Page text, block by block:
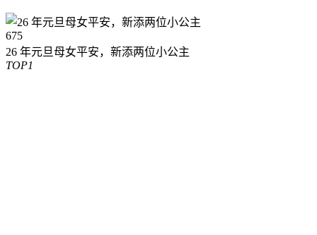
675
26 年元旦母女平安，新添两位小公主
TOP1